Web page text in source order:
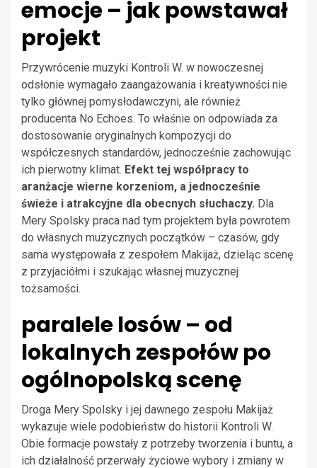
emocje – jak powstawał
projekt
Przywrócenie muzyki Kontroli W. w nowoczesnej
odsłonie wymagało zaangażowania i kreatywności nie
tylko głównej pomysłodawczyni, ale również
producenta No Echoes. To właśnie on odpowiada za
dostosowanie oryginalnych kompozycji do
współczesnych standardów, jednocześnie zachowując
ich pierwotny klimat. Efekt tej współpracy to
aranżacje wierne korzeniom, a jednocześnie
świeże i atrakcyjne dla obecnych słuchaczy. Dla
Mery Spolsky praca nad tym projektem była powrotem
do własnych muzycznych początków – czasów, gdy
sama występowała z zespołem Makijaż, dzieląc scenę
z przyjaciółmi i szukając własnej muzycznej
tożsamości.
paralele losów – od
lokalnych zespołów po
ogólnopolską scenę
Droga Mery Spolsky i jej dawnego zespołu Makijaż
wykazuje wiele podobieństw do historii Kontroli W.
Obie formacje powstały z potrzeby tworzenia i buntu, a
ich działalność przerwały życiowe wybory i zmiany w